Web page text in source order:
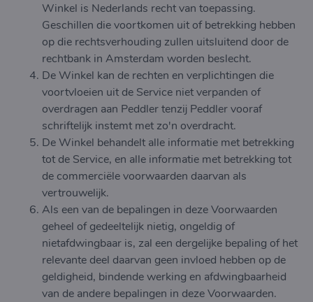
Winkel is Nederlands recht van toepassing.
Geschillen die voortkomen uit of betrekking hebben
op die rechtsverhouding zullen uitsluitend door de
rechtbank in Amsterdam worden beslecht.
De Winkel kan de rechten en verplichtingen die
voortvloeien uit de Service niet verpanden of
overdragen aan Peddler tenzij Peddler vooraf
schriftelijk instemt met zo'n overdracht.
De Winkel behandelt alle informatie met betrekking
tot de Service, en alle informatie met betrekking tot
de commerciële voorwaarden daarvan als
vertrouwelijk.
Als een van de bepalingen in deze Voorwaarden
geheel of gedeeltelijk nietig, ongeldig of
nietafdwingbaar is, zal een dergelijke bepaling of het
relevante deel daarvan geen invloed hebben op de
geldigheid, bindende werking en afdwingbaarheid
van de andere bepalingen in deze Voorwaarden.